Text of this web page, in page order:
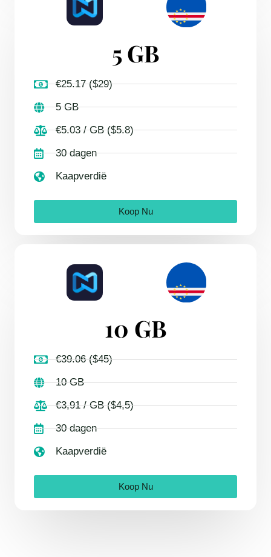
5 GB
€25.17 ($29)
5 GB
€5.03 / GB ($5.8)
30 dagen
Kaapverdië
Koop Nu
10 GB
€39.06 ($45)
10 GB
€3,91 / GB ($4,5)
30 dagen
Kaapverdië
Koop Nu